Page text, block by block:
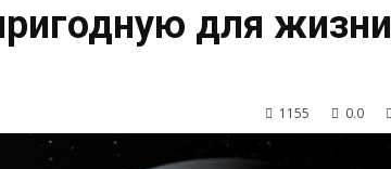
для жизни
1155 0.0